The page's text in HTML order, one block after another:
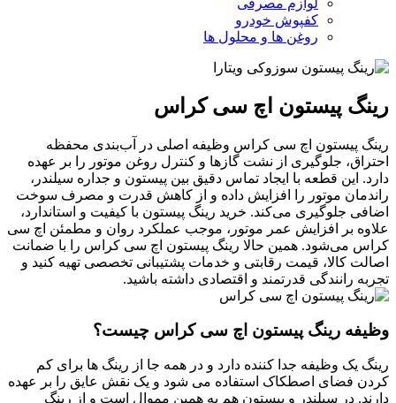
لوازم مصرفی
کفپوش خودرو
روغن ها و محلول ها
رینگ پیستون اچ سی کراس
رینگ پیستون اچ سی کراس وظیفه اصلی در آب‌بندی محفظه
احتراق، جلوگیری از نشت گازها و کنترل روغن موتور را بر عهده
دارد. این قطعه با ایجاد تماس دقیق بین پیستون و جداره سیلندر،
راندمان موتور را افزایش داده و از کاهش قدرت و مصرف سوخت
اضافی جلوگیری می‌کند. خرید رینگ پیستون با کیفیت و استاندارد،
علاوه بر افزایش عمر موتور، موجب عملکرد روان و مطمئن اچ سی
کراس می‌شود. همین حالا رینگ پیستون اچ سی کراس را با ضمانت
اصالت کالا، قیمت رقابتی و خدمات پشتیبانی تخصصی تهیه کنید و
تجربه رانندگی قدرتمند و اقتصادی داشته باشید.
وظیفه رینگ پیستون اچ سی کراس چیست؟
رینگ یک وظیفه جدا کننده دارد و در همه جا از رینگ ها برای کم
کردن فضای اصطکاک استفاده می شود و یک نقش عایق را بر عهده
دارند. در سیلندر و پیستون هم به همین مموال است و از رینگ